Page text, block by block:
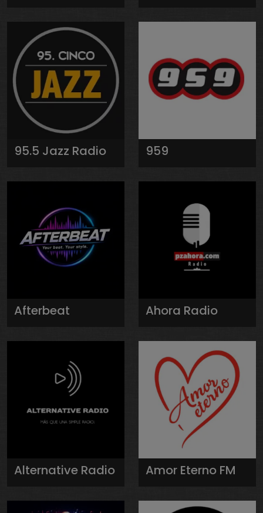
95.5 Jazz Radio 959
Afterbeat Ahora Radio
Alternative Radio Amor Eterno FM